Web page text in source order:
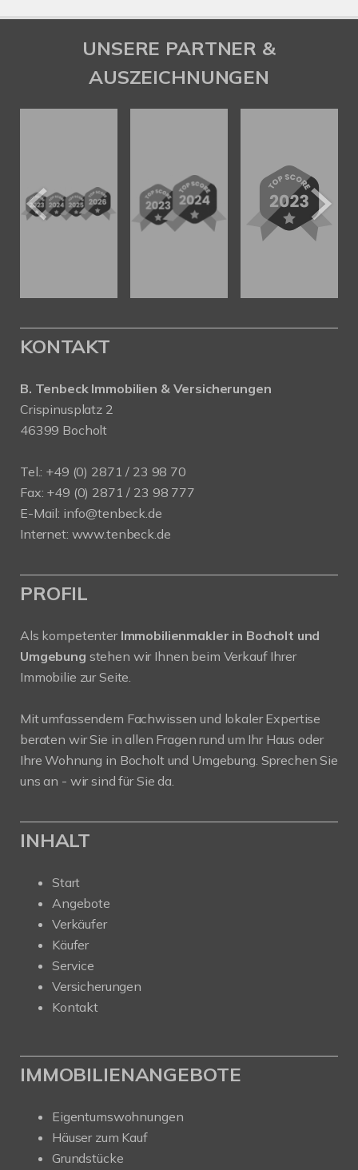
UNSERE PARTNER &
AUSZEICHNUNGEN
KONTAKT
B. Tenbeck Immobilien & Versicherungen
Crispinusplatz 2
46399 Bocholt
Tel.: +49 (0) 2871 / 23 98 70
Fax: +49 (0) 2871 / 23 98 777
E-Mail: info@tenbeck.de
Internet: www.tenbeck.de
PROFIL
Als kompetenter Immobilienmakler in Bocholt und
Umgebung stehen wir Ihnen beim Verkauf Ihrer
Immobilie zur Seite.
Mit umfassendem Fachwissen und lokaler Expertise
beraten wir Sie in allen Fragen rund um Ihr Haus oder
Ihre Wohnung in Bocholt und Umgebung. Sprechen Sie
uns an - wir sind für Sie da.
INHALT
Start
Angebote
Verkäufer
Käufer
Service
Versicherungen
Kontakt
IMMOBILIENANGEBOTE
Eigentumswohnungen
Häuser zum Kauf
Grundstücke